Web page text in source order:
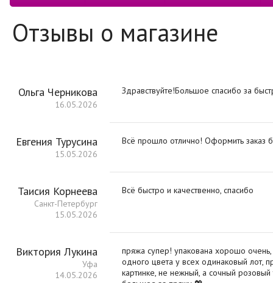
Отзывы о магазине
Ольга Черникова
16.05.2026
Здравствуйте!Большое спасибо за
Евгения Турусина
15.05.2026
Всё прошло отлично! Оформить заказ
Таисия Корнеева
Санкт-Петербург
15.05.2026
Всё быстро и качественно, спасибо
Виктория Лукина
Уфа
14.05.2026
пряжа супер! упакована хорошо
одного цвета у всех одинаковый лот,
картинке, не нежный, а сочный